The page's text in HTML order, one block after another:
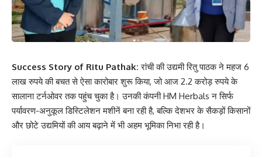
Success Story of Ritu Pathak: रांची की उद्यमी रितु पाठक ने महज 6
लाख रुपये की बचत से ऐसा कारोबार शुरू किया, जो आज 2.2 करोड़ रुपये के
सालाना टर्नओवर तक पहुंच चुका है। उनकी कंपनी HM Herbals न सिर्फ
पर्यावरण-अनुकूल डिस्टिलेशन मशीनें बना रही है, बल्कि देशभर के सैकड़ों किसानों
और छोटे उद्यमियों की आय बढ़ाने में भी अहम भूमिका निभा रही है।